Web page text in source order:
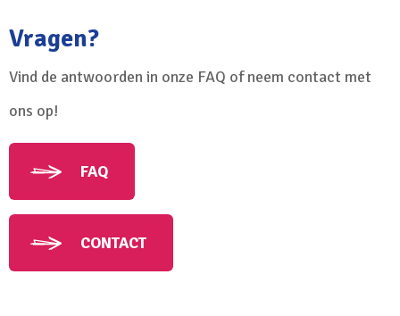
Vragen?
Vind de antwoorden in onze FAQ of neem contact met
ons op!
FAQ
CONTACT